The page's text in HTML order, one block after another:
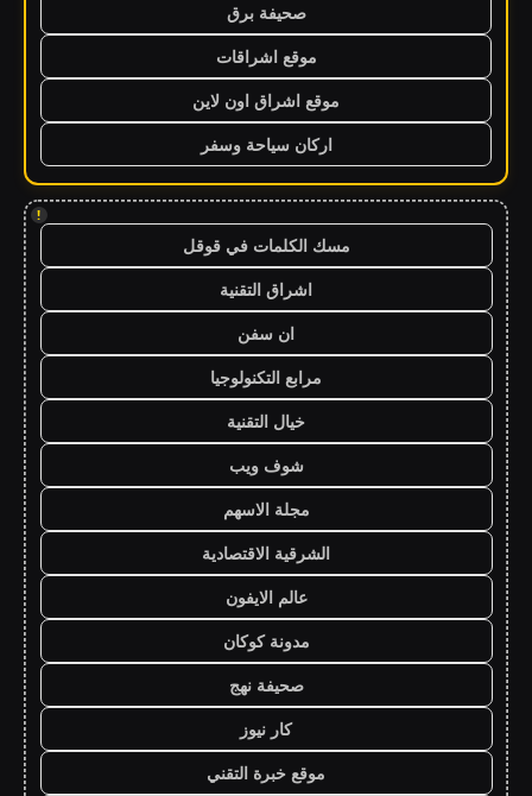
صحيفة برق
موقع اشراقات
موقع اشراق اون لاين
اركان سياحة وسفر
!
مسك الكلمات في قوقل
اشراق التقنية
ان سفن
مرابع التكنولوجيا
خيال التقنية
شوف ويب
مجلة الاسهم
الشرقية الاقتصادية
عالم الايفون
مدونة كوكان
صحيفة نهج
كار نيوز
موقع خبرة التقني